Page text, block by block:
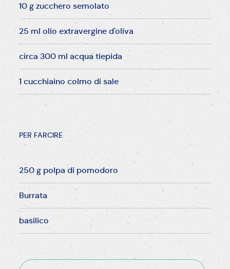
10 g zucchero semolato
25 ml olio extravergine d'oliva
circa 300 ml acqua tiepida
1 cucchiaino colmo di sale
PER FARCIRE
250 g polpa di pomodoro
Burrata
basilico